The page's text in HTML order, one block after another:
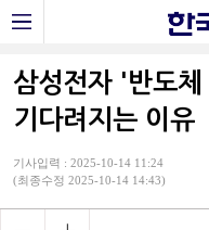
삼성전자 '반도
기다려지는 이유
기사입력 : 2025-10-14 11:24
(최종수정 2025-10-14 14:43)